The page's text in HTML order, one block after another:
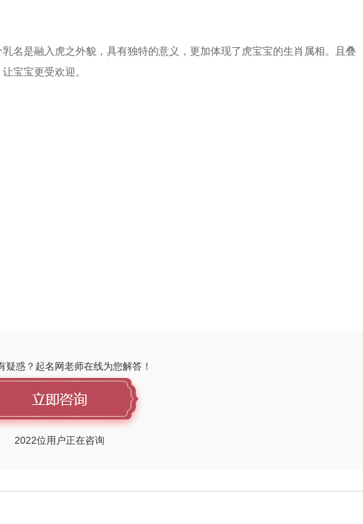
是融入虎之外貌，具有独特的意义，更加体现了虎宝宝的生肖属相。且叠
宝宝更受欢迎。
疑惑？起名网老师在线为您解答！
2022位用户正在咨询